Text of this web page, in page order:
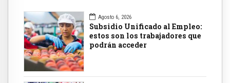
Agosto 6, 2026
Subsidio Unificado al Empleo:
estos son los trabajadores que
podrán acceder